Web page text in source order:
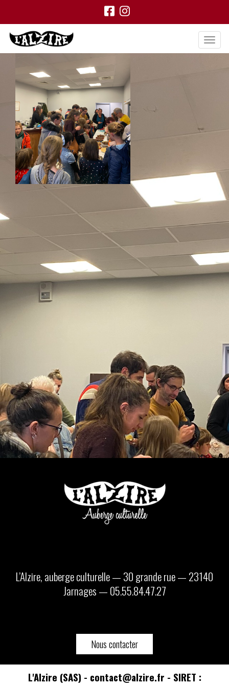
L’Alzire, auberge culturelle — 30 grande rue — 23140
Jarnages — 05.55.84.47.27
Nous contacter
L'Alzire (SAS) - contact@alzire.fr - SIRET :